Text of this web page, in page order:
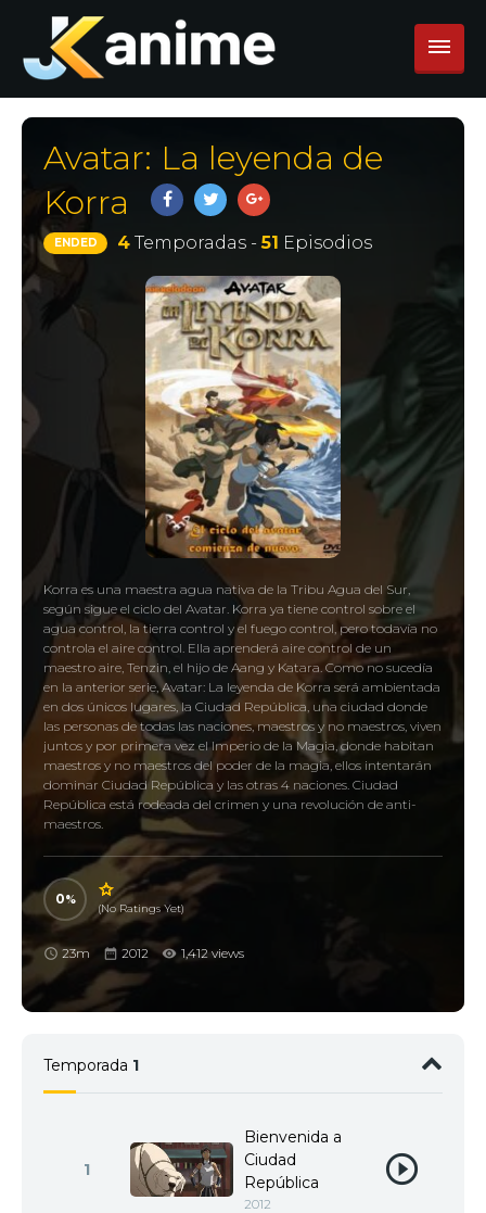
Avatar: La leyenda de
Korra
ENDED 4Temporadas -51 Episodios
Korra es una maestra agua nativa de la Tribu Agua del Sur,
según sigue el ciclo del Avatar. Korra ya tiene control sobre el
agua control, la tierra control y el fuego control, pero todavía no
controla el aire control. Ella aprenderá aire control de un
maestro aire, Tenzin, el hijo de Aang y Katara. Como no sucedía
en la anterior serie, Avatar: La leyenda de Korra será ambientada
en dos únicos lugares, la Ciudad República, una ciudad donde
las personas de todas las naciones, maestros y no maestros, viven
juntos y por primera vez el Imperio de la Magia, donde habitan
maestros y no maestros del poder de la magia, ellos intentarán
dominar Ciudad República y las otras 4 naciones. Ciudad
República está rodeada del crimen y una revolución de anti-
maestros.
0
(No Ratings Yet)
23m 2012 1,412 views
Temporada 1
1
Bienvenida a
Ciudad
República
2012